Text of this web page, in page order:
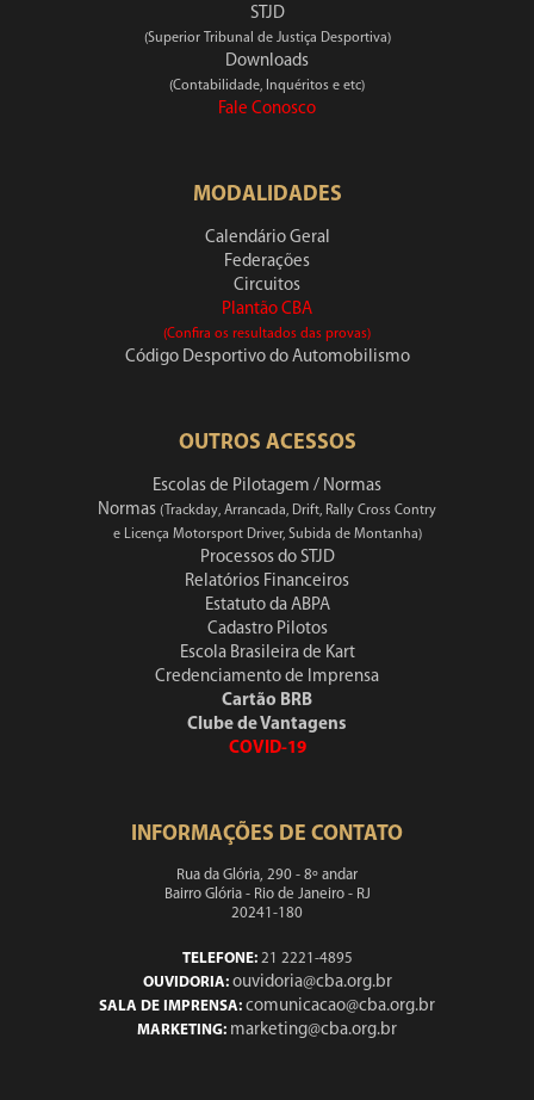
STJD
(Superior Tribunal de Justiça Desportiva)
Downloads
(Contabilidade, Inquéritos e etc)
Fale Conosco
MODALIDADES
Calendário Geral
Federações
Circuitos
Plantão CBA
(Confira os resultados das provas)
Código Desportivo do Automobilismo
OUTROS ACESSOS
Escolas de Pilotagem / Normas
Normas (Trackday, Arrancada, Drift, Rally Cross Contry
e Licença Motorsport Driver, Subida de Montanha)
Processos do STJD
Relatórios Financeiros
Estatuto da ABPA
Cadastro Pilotos
Escola Brasileira de Kart
Credenciamento de Imprensa
Cartão BRB
Clube de Vantagens
COVID-19
INFORMAÇÕES DE CONTATO
Rua da Glória, 290 - 8º andar
Bairro Glória - Rio de Janeiro - RJ
20241-180
TELEFONE:21 2221-4895
OUVIDORIA: ouvidoria@cba.org.br
SALA DE IMPRENSA: comunicacao@cba.org.br
MARKETING: marketing@cba.org.br